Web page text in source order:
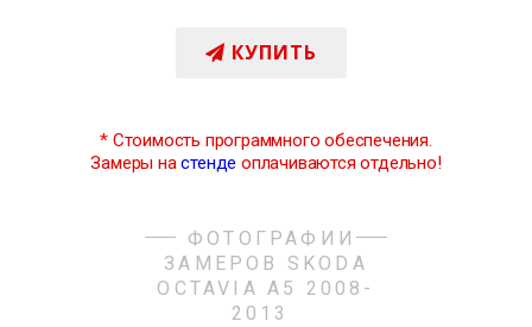
КУПИТЬ
* Стоимость программного обеспечения.
Замеры настенде оплачиваются отдельно!
ФОТОГРАФИИ
ЗАМЕРОВ SKODA
OCTAVIA A5 2008-
2013